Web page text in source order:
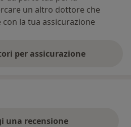
un altro dottore che
la tua assicurazione
per assicurazione
una recensione